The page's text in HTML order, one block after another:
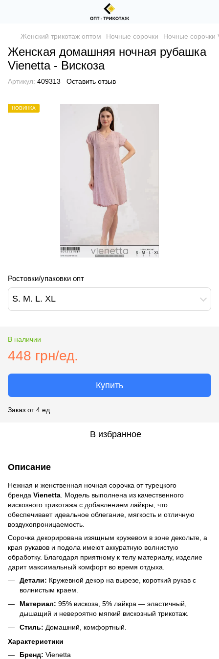
Женский трикотаж оптом Ночные сорочки Ночные сорочки
Женская домашняя ночная рубашка
Vienetta - Вискоза
Артикул: 409313 Оставить отзыв
НОВИНКА
Ростовки/упаковки опт
S. M. L. XL
В наличии
448 грн/ед.
Купить
Заказ от 4 ед.
В избранное
Описание
Нежная и женственная ночная сорочка от турецкого
бренда Vienetta . Модель выполнена из качественного
вискозного трикотажа с добавлением лайкры, что
обеспечивает идеальное облегание, мягкость и отличную
воздухопроницаемость.
Сорочка декорирована изящным кружевом в зоне декольте, а
края рукавов и подола имеют аккуратную волнистую
обработку. Благодаря приятному к телу материалу, изделие
дарит максимальный комфорт во время отдыха.
Детали: Кружевной декор на вырезе, короткий рукав с
волнистым краем.
Материал: 95% вискоза, 5% лайкра — эластичный,
дышащий и невероятно мягкий вискозный трикотаж.
Стиль: Домашний, комфортный.
Характеристики
Бренд: Vienetta